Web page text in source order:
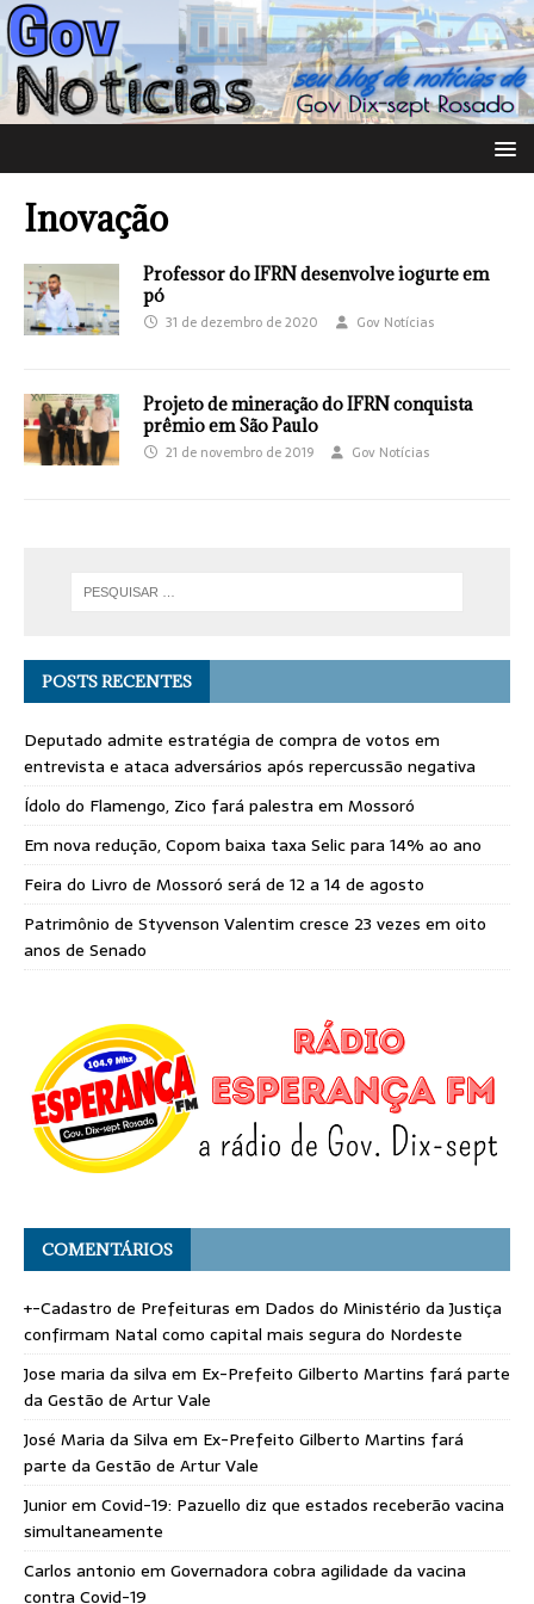
Inovação
Professor do IFRN desenvolve iogurte em
pó
31 de dezembro de 2020 Gov Notícias
Projeto de mineração do IFRN conquista
prêmio em São Paulo
21 de novembro de 2019 Gov Notícias
POSTS RECENTES
Deputado admite estratégia de compra de votos em
entrevista e ataca adversários após repercussão negativa
Ídolo do Flamengo, Zico fará palestra em Mossoró
Em nova redução, Copom baixa taxa Selic para 14% ao ano
Feira do Livro de Mossoró será de 12 a 14 de agosto
Patrimônio de Styvenson Valentim cresce 23 vezes em oito
anos de Senado
COMENTÁRIOS
+-Cadastro de Prefeituras em Dados do Ministério da Justiça
confirmam Natal como capital mais segura do Nordeste
Jose maria da silva em Ex-Prefeito Gilberto Martins fará parte
da Gestão de Artur Vale
José Maria da Silva em Ex-Prefeito Gilberto Martins fará
parte da Gestão de Artur Vale
Juniorem Covid-19: Pazuello diz que estados receberão vacina
simultaneamente
Carlos antonio em Governadora cobra agilidade da vacina
contra Covid-19